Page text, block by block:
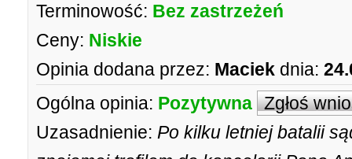
Terminowość: Bez zastrzeżeń
Ceny: Niskie
Opinia dodana przez: Maciek dnia:
Ogólna opinia: Pozytywna Zgłoś
Uzasadnienie: Po kilku letniej batalii